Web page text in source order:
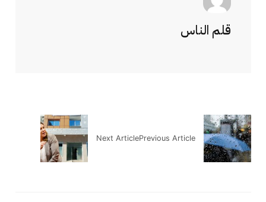
قلم الناس
Previous Article
Next Article